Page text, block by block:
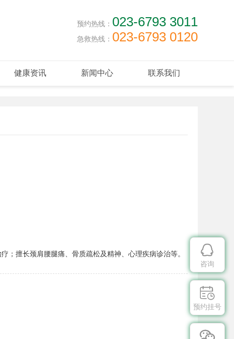
预约热线： 023-6793 3011
急救热线： 023-6793 0120
健康资讯 新闻中心 联系我们
；擅长颈肩腰腿痛、骨质疏松及精神、心理疾病诊治等。 
咨询

预约挂号
